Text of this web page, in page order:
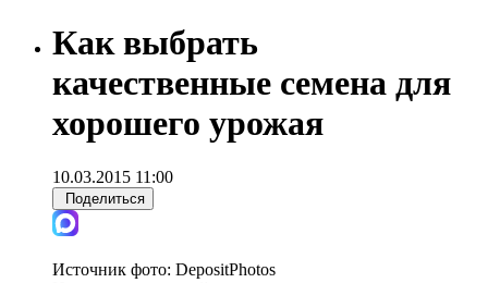
Как выбрать
качественные семена для
хорошего урожая
10.03.2015 11:00
Поделиться
Источник фото: DepositPhotos